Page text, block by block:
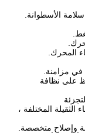
الأسطوانة.
المحرك.
مزامنة.
على نظافة
المختلفة ،
وإصلاح متخصصة.